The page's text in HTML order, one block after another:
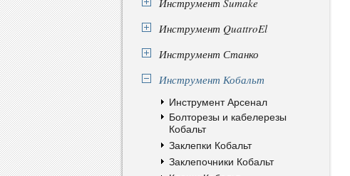
Инструмент Sumake
Инструмент QuattroEl
Инструмент Станко
Инструмент Кобальт
Инструмент Арсенал
Болторезы и кабелерезы
Кобальт
Заклепки Кобальт
Заклепочники Кобальт